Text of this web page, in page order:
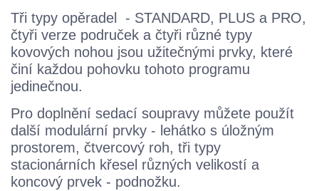
Tři typy opěradel - STANDARD, PLUS a PRO,
čtyři verze područek a čtyři různé typy
kovových nohou jsou užitečnými prvky, které
činí každou pohovku tohoto programu
jedinečnou.
Pro doplnění sedací soupravy můžete použít
další modulární prvky - lehátko s úložným
prostorem, čtvercový roh, tři typy
stacionárních křesel různých velikostí a
koncový prvek - podnožku.